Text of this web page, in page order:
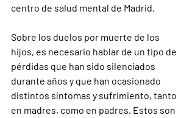
centro de salud mental de Madrid.
Sobre los duelos por muerte de los
hijos, es necesario hablar de un tipo de
pérdidas que han sido silenciados
durante años y que han ocasionado
distintos síntomas y sufrimiento, tanto
en madres, como en padres. Estos son